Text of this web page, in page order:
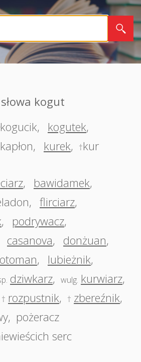
kogut
kogucik, kogutek,
kapłon, kurek, †kur
, bawidamek,
, flirciarz,
, podrywacz,
casanova, donżuan,
, lubieżnik,
dziwkarz, wulg. kurwiarz,
† rozpustnik, † zbereźnik,
, pożeracz
serc